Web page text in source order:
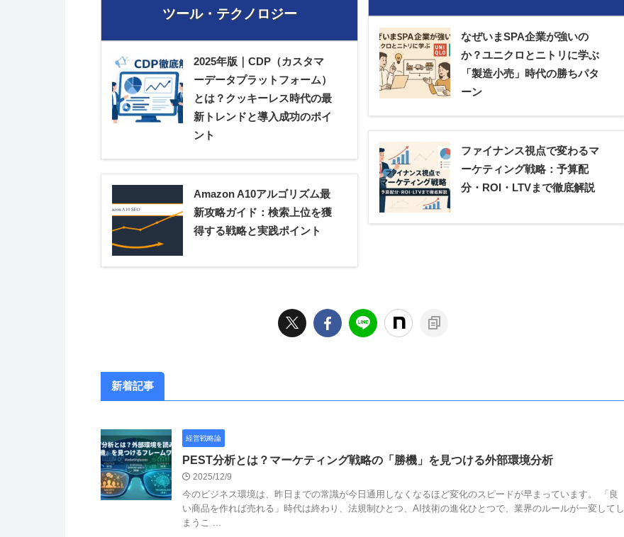
ツール・テクノロジー
2025年版｜CDP（カスタマ
ーデータプラットフォーム）
とは？クッキーレス時代の最
新トレンドと導入成功のポイ
ント
Amazon A10アルゴリズム最
新攻略ガイド：検索上位を獲
得する戦略と実践ポイント
なぜいまSPA企業が強いの
か？ユニクロとニトリに学ぶ
「製造小売」時代の勝ちパタ
ーン
ファイナンス視点で変わるマ
ーケティング戦略：予算配
分・ROI・LTVまで徹底解説
新着記事
経営戦略論
PEST分析とは？マーケティング戦略の「勝機」を見つける外部環境分析
2025/12/9
今のビジネス環境は、昨日までの常識が今日通用しなくなるほど変化のスピードが早まっています。 「良
い商品を作れば売れる」時代は終わり、法規制ひとつ、AI技術の進化ひとつで、業界のルールが一変してし
まうこ ...